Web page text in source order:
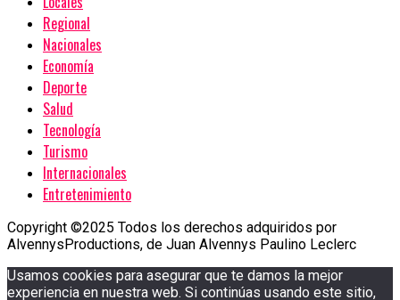
Regional
Nacionales
Economía
Deporte
Salud
Tecnología
Turismo
Internacionales
Entretenimiento
Copyright ©2025 Todos los derechos adquiridos por
AlvennysProductions, de Juan Alvennys Paulino Leclerc
Usamos cookies para asegurar que te damos la mejor
experiencia en nuestra web. Si continúas usando este sitio,